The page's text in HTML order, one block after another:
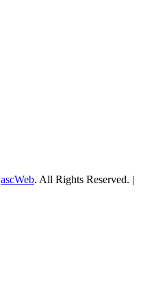
ascWeb. All Rights Reserved. |